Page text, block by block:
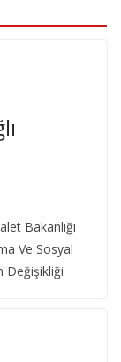
Bakanlığı
Ve Sosyal
Değişikliği